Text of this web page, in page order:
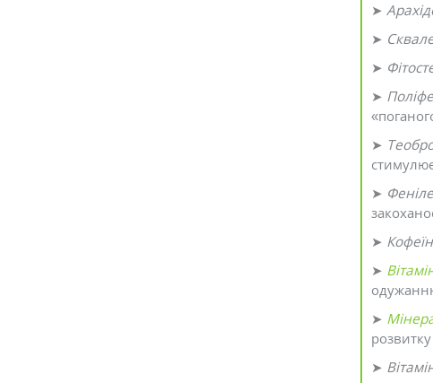
➤
➤
➤
➤
➤
➤
➤ Кофеїн
➤
➤
➤